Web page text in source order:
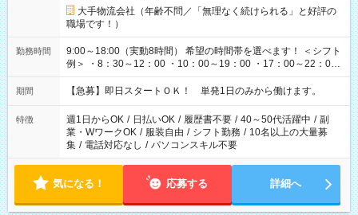
大手物流会社（年齢不問／「無理なく続けられる」と好評の
職場です！）
勤務時間
9:00～18:00（実動8時間） 希望の時間帯を選べます！ ＜シフト
例＞ ・8：30～12：00 ・10：00～19：00 ・17：00～22：00
・13：00～22：00 ・22：00～翌6：00 など
期間 【急募】即日スタートＯＫ！ 単発1日のみから働けます。
特徴 週1日からOK / 日払いOK / 履歴書不要 / 40～50代活躍中 / 副
業・WワークOK / 服装自由 / シフト勤務 / 10名以上の大量募
集 / 電話対応なし / パソコンスキル不要
気になる！ 応募する 詳細へ